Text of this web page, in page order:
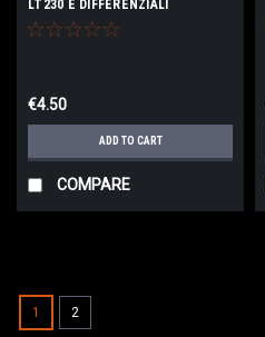
LT230 E DIFFERENZIALI
€4.50
ADD TO CART
COMPARE
1 2